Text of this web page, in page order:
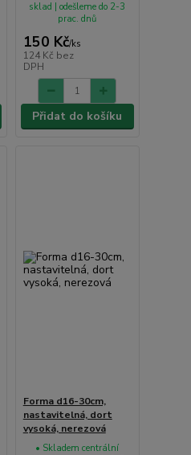
150 Kč/ks
124 Kč bez
DPH
sklad | odešleme do 2-3
prac. dnů
Přidat do košíku
Forma d16-30cm,
nastavitelná, dort
vysoká, nerezová
• Skladem centrální